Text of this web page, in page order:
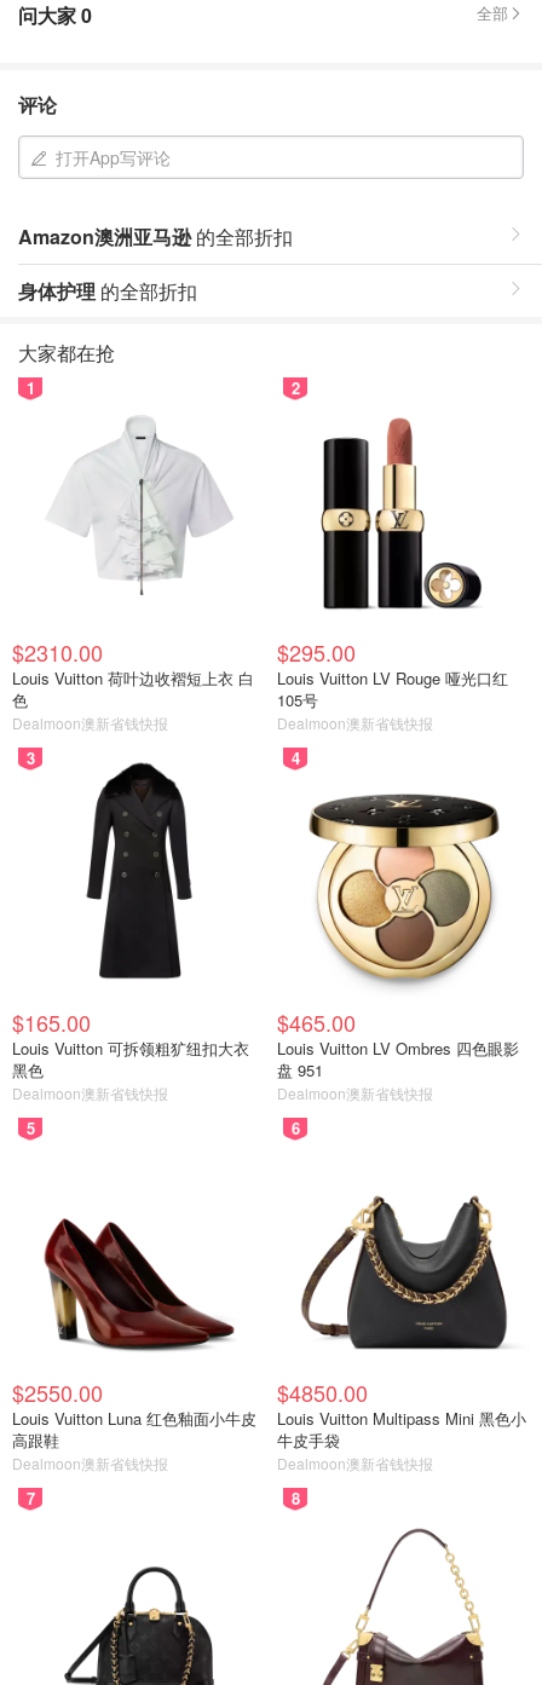
问大家0 全部
评论
打开App写评论
Amazon澳洲亚马逊的全部折扣
身体护理 的全部折扣
大家都在抢
1
$2310.00
Louis Vuitton 荷叶边收褶短上衣 白
色
Dealmoon澳新省钱快报
2
$295.00
Louis Vuitton LV Rouge 哑光口红
105号
Dealmoon澳新省钱快报
3
$165.00
Louis Vuitton 可拆领粗犷纽扣大衣
黑色
Dealmoon澳新省钱快报
4
$465.00
Louis Vuitton LV Ombres 四色眼影
盘 951
Dealmoon澳新省钱快报
5
$2550.00
Louis Vuitton Luna 红色釉面小牛皮
高跟鞋
Dealmoon澳新省钱快报
6
$4850.00
Louis Vuitton Multipass Mini 黑色小
牛皮手袋
Dealmoon澳新省钱快报
7 8